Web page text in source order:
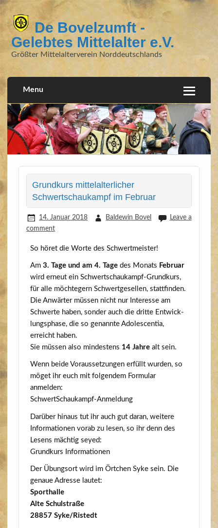
De Bovelzumft -
Gelebtes Mittelalter e.V.
Größter Mittelalterverein Norddeutschlands
Menu
Grundkurs mittelalterlicher
Schwertschaukampf im Februar
14. Januar 2018 Baldewin Bovel
Leave a
comment
So höret die Wor­te des Schwertmeister!
Am 3. Tage und am 4. Tagedes Monats Febru­ar
wird erneut ein Schwert­schau­kampf-Grund­kurs,
für alle möch­te­gern Schwert­ge­sel­len, stattfinden.
Die Anwär­ter müs­sen nicht nur Inter­es­se am
Schwer­te haben, son­der auch die drit­te Ent­wick­
lungs­pha­se, die so genann­te Ado­le­s­cen­tia,
erreicht haben.
Sie müs­sen also min­des­tens 14 Jah­realt sein.
Wenn bei­de Vor­aus­set­zun­gen erfüllt wur­den, so
möget ihr euch mit fol­gen­dem For­mu­lar
anmelden:
SchwertSchaukampf-Anmeldung
Dar­über hin­aus tut ihr auch gut dar­an, wei­te­re
Infor­ma­tio­nen vor­ab zu lesen, so ihr denn des
Lesens mäch­tig seyed:
Grund­kurs Informationen
Der Übungs­ort wird im Ört­chen Syke sein. Die
genaue Adres­se lautet:
Sport­hal­le
Alte Schulstraße
28857 Syke/​Ristedt